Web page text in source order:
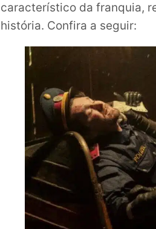
característico da franquia,
história. Confira a seguir: